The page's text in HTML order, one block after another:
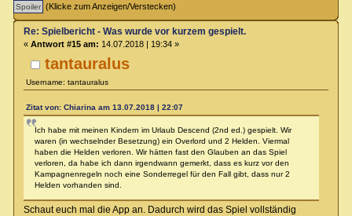
(Klicke zum Anzeigen/Verstecken)
tantauralus
Username: tantauralus
Re: Spielbericht - Was wurde vor kurzem gespielt.
« Antwort #15 am: 14.07.2018 | 19:34 »
Zitat von: Chiarina am 13.07.2018 | 22:07
Ich habe mit meinen Kindern im Urlaub Descend (2nd ed.) gespielt. Wir
waren (in wechselnder Besetzung) ein Overlord und 2 Helden. Viermal
haben die Helden verloren. Wir hätten fast den Glauben an das Spiel
verloren, da habe ich dann irgendwann gemerkt, dass es kurz vor den
Kampagnenregeln noch eine Sonderregel für den Fall gibt, dass nur 2
Helden vorhanden sind.
Schaut euch mal die App an. Dadurch wird das Spiel vollständig